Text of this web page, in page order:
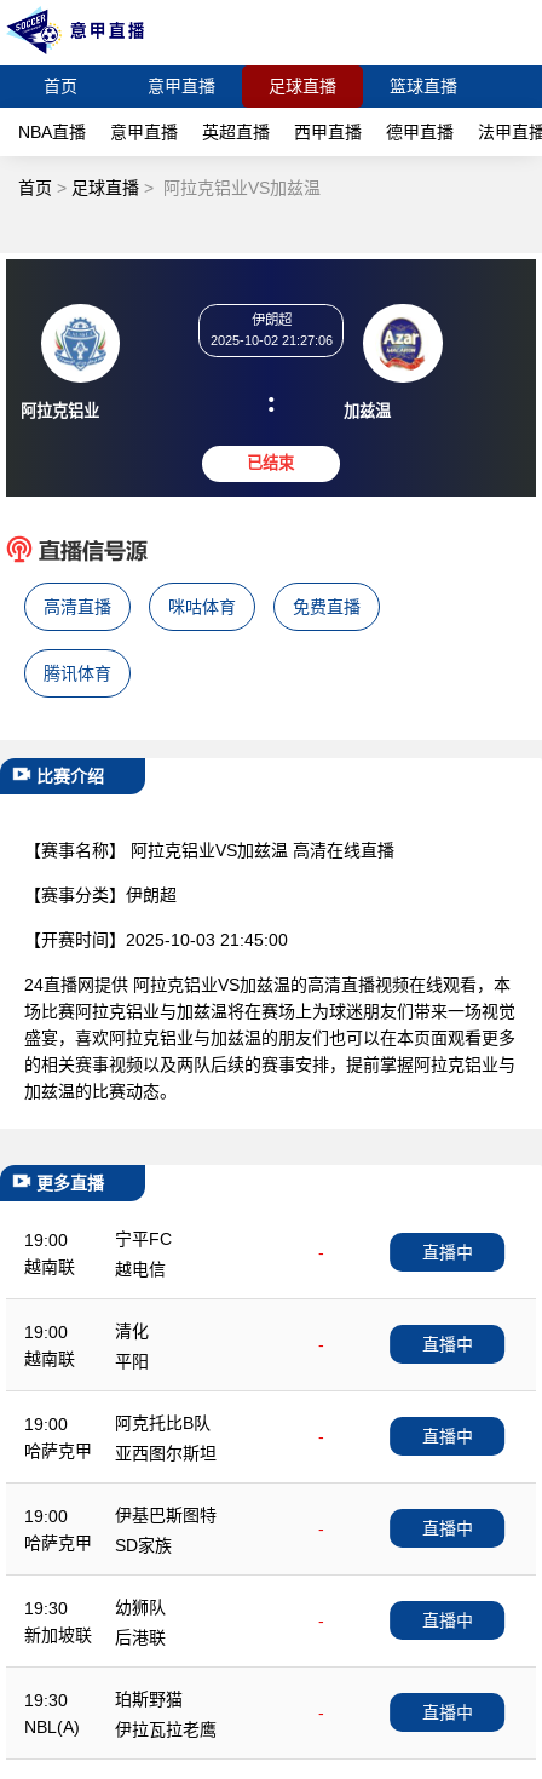
首页 意甲直播 足球直播 篮球直播
NBA直播 意甲直播 英超直播 西甲直播 德甲直播 法甲直
首页 > 足球直播 > 阿拉克铝业VS加兹温
阿拉克铝业
2025-10-02 21:27:06
: 加兹温
高清直播 咪咕体育 免费直播
腾讯体育
比赛介绍
【赛事名称】 阿拉克铝业VS加兹温 高清在线直播
【赛事分类】 伊朗超
【开赛时间】 2025-10-03 21:45:00
24直播网提供 阿拉克铝业VS加兹温的高清直播视频在线观看，本
场比赛阿拉克铝业与加兹温将在赛场上为球迷朋友们带来一场视觉
盛宴，喜欢阿拉克铝业与加兹温的朋友们也可以在本页面观看更多
的相关赛事视频以及两队后续的赛事安排，提前掌握阿拉克铝业与
加兹温的比赛动态。
更多直播
19:00
越南联
宁平FC
-
越电信
直播中
19:00
越南联
清化
-
平阳
直播中
19:00
哈萨克甲
阿克托比B队
-
亚西图尔斯坦
直播中
19:00
哈萨克甲
伊基巴斯图特
-
SD家族
直播中
19:30
新加坡联
幼狮队
-
后港联
直播中
19:30
NBL(A)
珀斯野猫
-
伊拉瓦拉老鹰
直播中